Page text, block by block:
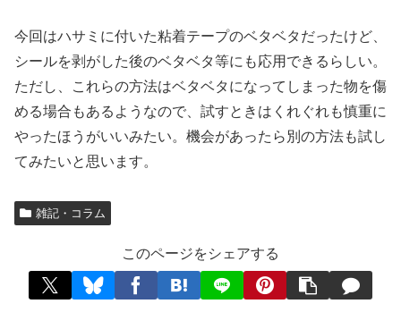
今回はハサミに付いた粘着テープのベタベタだったけど、
シールを剥がした後のベタベタ等にも応用できるらしい。
ただし、これらの方法はベタベタになってしまった物を傷
める場合もあるようなので、試すときはくれぐれも慎重に
やったほうがいいみたい。機会があったら別の方法も試し
てみたいと思います。
雑記・コラム
このページをシェアする